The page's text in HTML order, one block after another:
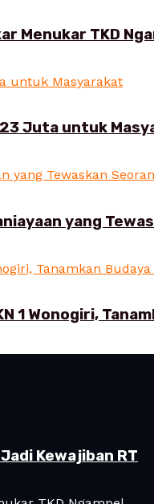
Menukar TKD
Juta untuk
yang
1 Wonogiri,
Kewajiban RT